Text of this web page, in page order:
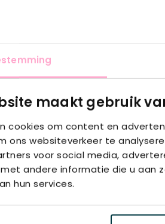
maakt gebruik
cookies om content en
ons websiteverkeer te
voor social media,
andere informatie die u aan
hun services.